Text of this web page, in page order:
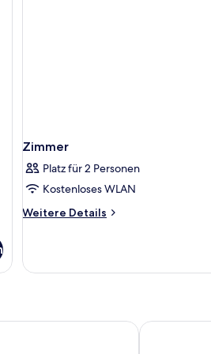
Zimmer
Platz für 2 Personen
Kostenloses WLAN
Weitere Details
Weitere
Munich Airport B&B Hotel